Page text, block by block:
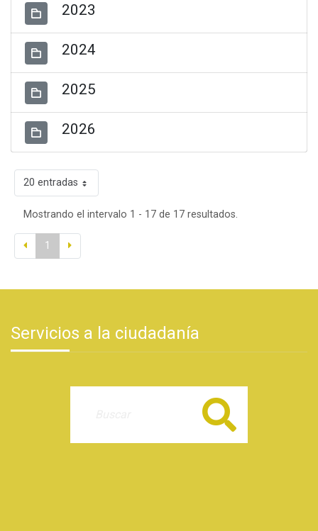
2023
2024
2025
2026
20 entradas
Mostrando el intervalo 1 - 17 de 17 resultados.
1
Servicios a la ciudadanía
Buscar